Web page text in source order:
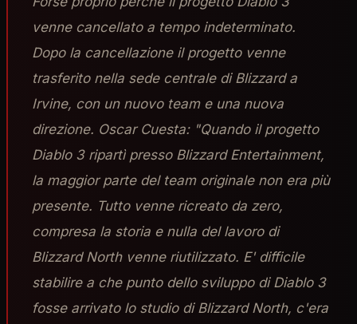
venne cancellato a tempo indeterminato.
Dopo la cancellazione il progetto venne
trasferito nella sede centrale di Blizzard a
Irvine, con un nuovo team e una nuova
direzione. Oscar Cuesta: "Quando il progetto
Diablo 3 ripartì presso Blizzard Entertainment,
la maggior parte del team originale non era più
presente. Tutto venne ricreato da zero,
compresa la storia e nulla del lavoro di
Blizzard North venne riutilizzato. E' difficile
stabilire a che punto dello sviluppo di Diablo 3
fosse arrivato lo studio di Blizzard North, c'era